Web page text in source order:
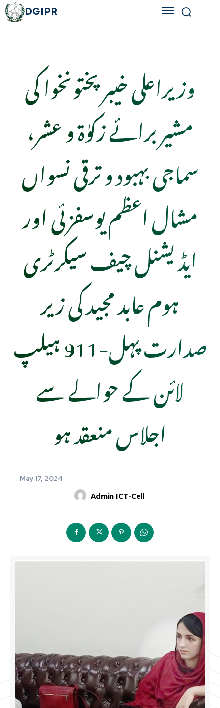
DGIPR
وزیراعلی خیبرپختونخوا کی
مشیر برائے زکوٰۃ و عشر،
سماجی بہبود و ترقی نسواں
مشال اعظم یوسفزئی اور
ایڈیشنل چیف سیکرٹری
ہوم عابد مجید کی زیر
صدارت پہل-911 ہیلپ
لائن کے حوالے سے
اجلاس منعقد ہو
May 17, 2024
Admin ICT-Cell